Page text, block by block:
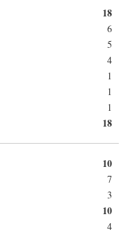
18
6
5
4
1
1
1
18
10
7
3
10
4